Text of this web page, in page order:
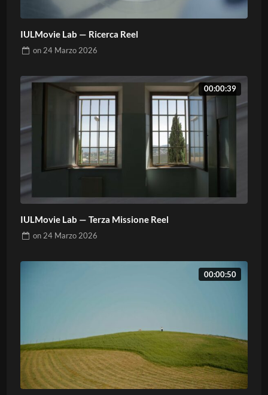
IULMovie Lab — Ricerca Reel
on 24 Marzo 2026
00:00:39
IULMovie Lab — Terza Missione Reel
on24 Marzo 2026
00:00:50